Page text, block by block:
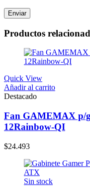
Productos
Quick View
Añadir al carrito
Destacado
Fan GAMEMAX p/
12Rainbow-QI
$24.493
Sin stock